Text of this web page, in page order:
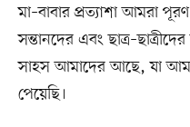
মা–বাবার প্রত্যাশা আমরা
সন্তানদের এবং
সাহস আমাদের আছে, যা
পেয়েছি।